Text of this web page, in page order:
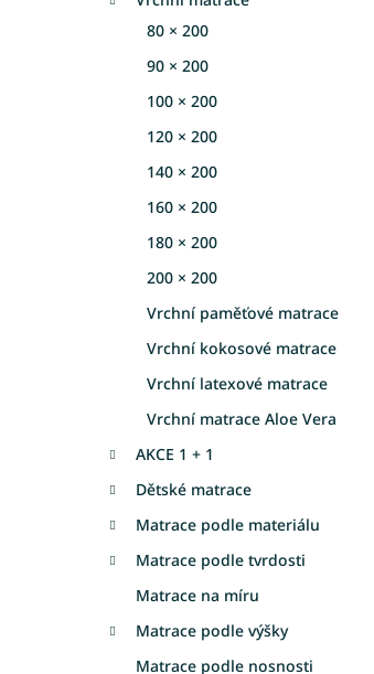
80 × 200
90 × 200
100 × 200
120 × 200
140 × 200
160 × 200
180 × 200
200 × 200
Vrchní paměťové matrace
Vrchní kokosové matrace
Vrchní latexové matrace
Vrchní matrace Aloe Vera
AKCE 1 + 1
Dětské matrace
Matrace podle materiálu
Matrace podle tvrdosti
Matrace na míru
Matrace podle výšky
Matrace podle nosnosti